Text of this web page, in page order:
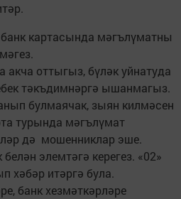
банк картасында мәгълүматны
акча оттыгыз, бүләк уйнатуда
тәкъдимнәргә ышанмагыз.
булмаячак, зыян килмәсен
турында мәгълүмат
дә мошенниклар эше.
элемтәгә керегез. «02»
хәбәр итәргә була.
банк хезмәткәрләре